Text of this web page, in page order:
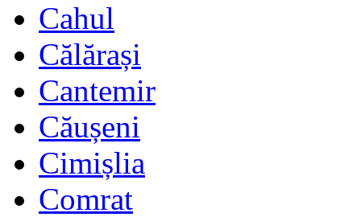
Cahul
Călărași
Cantemir
Căușeni
Cimișlia
Comrat